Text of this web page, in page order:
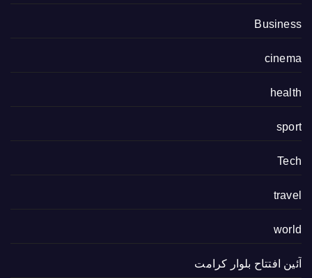
Business
cinema
health
sport
Tech
travel
world
آئین افتتاح بلوار کرامت